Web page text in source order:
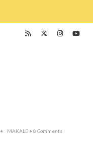
• MAKALE • 8 Comments